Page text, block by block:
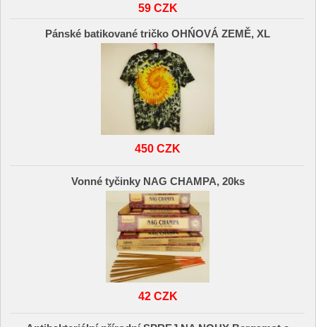
59 CZK
Pánské batikované tričko OHŃOVÁ ZEMĚ, XL
450 CZK
Vonné tyčinky NAG CHAMPA, 20ks
42 CZK